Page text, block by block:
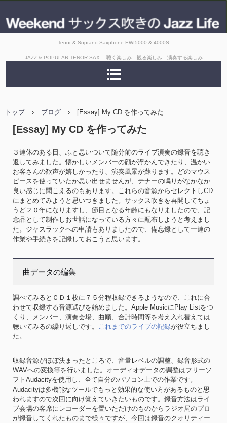
Tenor & Soprano Saxphone EWI5000 & 4000S
JAZZ & POPULAR TENOR SAX 聴く楽しみ 観る楽しみ 演奏する楽しみ
トップ › ブログ › [Essay] My CD を作ってみた
[Essay] My CD を作ってみた
３連休のある日、ふと思いついて随分前のライブ演奏の録音を聴き
返してみました。懐かしいメンバーの顔が浮かんできたり、温かい
お客さんの歓声が嬉しかったり、演奏風景が蘇ります。どのマウス
ピースを使っていたか思い出せませんが、テナーの鳴りがなかなか
良い感じに聞こえるのもあります。これらの音源からセレクトしCD
にまとめてみようと思いつきました。サックス吹きを再開してちょ
うど２０年になりますし、節目となる年齢にもなりましたので、記
念品として制作しお世話になっている方々に配布しようと考えまし
た。ジャスラックへの申請もありましたので、備忘録として一連の
作業や手続きを記録しておこうと思います。
曲データの編集
調べてみるとＣＤ１枚に７５分程収録できるようなので、これに合
わせて収録する音源選びを始めました。Apple MusicにPlay Listをつ
くり、メンバー、演奏会場、曲順、合計時間等を考え入れ替えては
聴いてみるの繰り返しです。 これまでのライブの記録が役立ちまし
た。
収録音源がほぼ決まったところで、音量レベルの調整、録音形式の
WAVへの変換等を行いました。オーディオデータの調整はフリーソ
フトAudacityを使用し、全て自分のパソコン上での作業です。
Audacityは多機能なツールでもっと効果的な使い方があるものと思
われますので次回に向け覚えていきたいものです。録音方法はライ
ブ会場の客席にレコーダーを置いただけのものからラジオ局のプロ
が録音してくれたものまで様々ですが、今回は録音のクオリティー